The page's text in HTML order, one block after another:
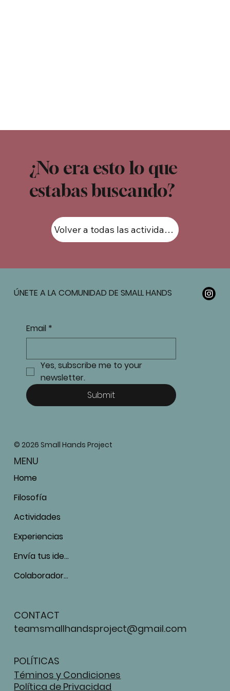
¿No era esto lo que
estabas buscando?
Volver a todas las actividades
ÚNETE A LA COMUNIDAD DE SMALL HANDS
Email *
Yes, subscribe me to your
newsletter.
Submit
MENU
Home
Filosofía
Actividades
Experiencias
Envía tus ideas
Colaboradores
CONTACT
teamsmallhandsproject@gmail.com
POLÍTICAS
Téminos y Condiciones
Política de Privacidad
© 2026 Small Hands Project